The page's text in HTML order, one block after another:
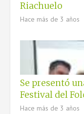
Riachuelo
Hace más de 3 años
Se presentó
Festival del
Hace más de 3 años